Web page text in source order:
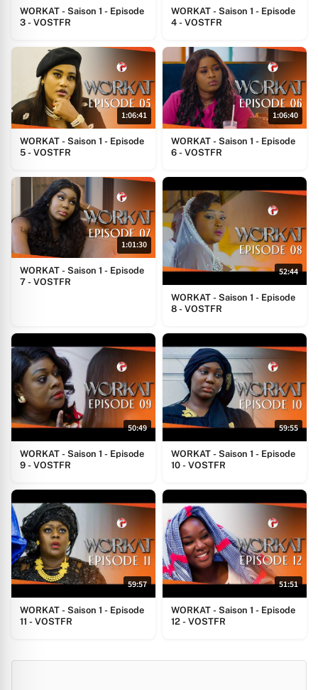
WORKAT - Saison 1 - Episode
3 - VOSTFR
WORKAT - Saison 1 - Episode
4 - VOSTFR
1:06:41
WORKAT - Saison 1 - Episode
5 - VOSTFR
1:06:40
WORKAT - Saison 1 - Episode
6 - VOSTFR
1:01:30
WORKAT - Saison 1 - Episode
7 - VOSTFR
52:44
WORKAT - Saison 1 - Episode
8 - VOSTFR
50:49
WORKAT - Saison 1 - Episode
9 - VOSTFR
59:55
WORKAT - Saison 1 - Episode
10 - VOSTFR
59:57
WORKAT - Saison 1 - Episode
11 - VOSTFR
51:51
WORKAT - Saison 1 - Episode
12 - VOSTFR